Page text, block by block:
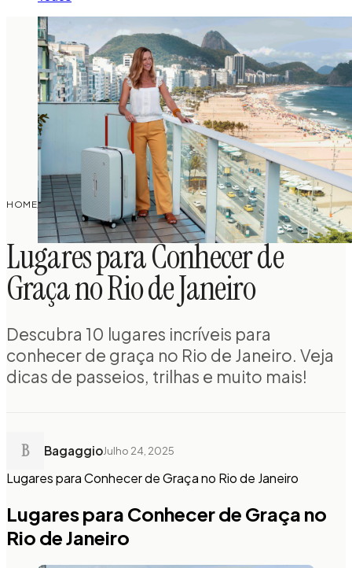
HOME/PLANEJAMENTO DE
VIAGEM
/LUGARES PARA CONHECER DE GRAÇA NO
RIO DE JANEIRO
Lugares para Conhecer de
Graça no Rio de Janeiro
Descubra 10 lugares incríveis para
conhecer de graça no Rio de Janeiro. Veja
dicas de passeios, trilhas e muito mais!
B BagaggioJulho 24, 2025
Lugares para Conhecer de Graça no Rio de Janeiro
Lugares para Conhecer de Graça no
Rio de Janeiro